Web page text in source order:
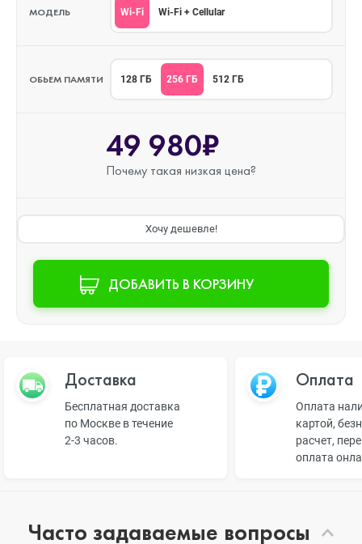
МОДЕЛЬ Wi-Fi Wi-Fi + Cellular
ОБЬЕМ ПАМЯТИ 128 ГБ 256 ГБ 512 ГБ
49 980₽
Почему такая низкая цена?
Хочу дешевле!
ДОБАВИТЬ В КОРЗИНУ
Доставка
Бесплатная доставка
по Москве в течение
2-3 часов.
Оплата
Оплата
картой,
расчет,
оплата
Часто задаваемые вопросы